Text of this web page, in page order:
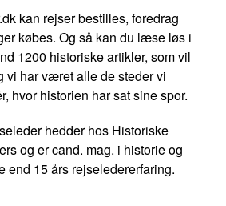
kan rejser bestilles, foredrag
købes. Og så kan du læse løs i
1200 historiske artikler, som vil
vi har været alle de steder vi
hvor historien har sat sine spor.
hedder hos Historiske
og er cand. mag. i historie og
end 15 års rejseledererfaring.